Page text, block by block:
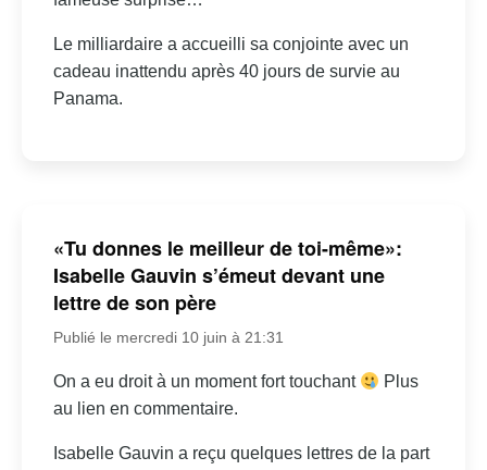
Le milliardaire a accueilli sa conjointe avec un
cadeau inattendu après 40 jours de survie au
Panama.
«Tu donnes le meilleur de toi-même»:
Isabelle Gauvin s’émeut devant une
lettre de son père
Publié le mercredi 10 juin à 21:31
On a eu droit à un moment fort touchant
Plus
au lien en commentaire.
Isabelle Gauvin a reçu quelques lettres de la part